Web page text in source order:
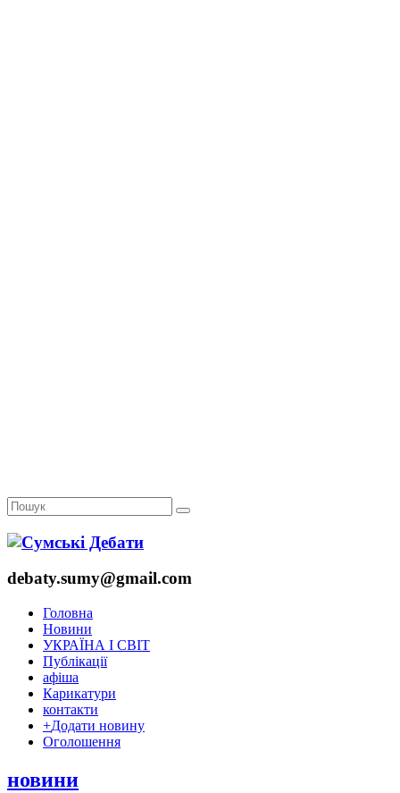
debaty.sumy@gmail.com
Головна
Новини
УКРАЇНА І СВІТ
Публікації
афіша
Карикатури
контакти
+Додати новину
Оголошення
новини